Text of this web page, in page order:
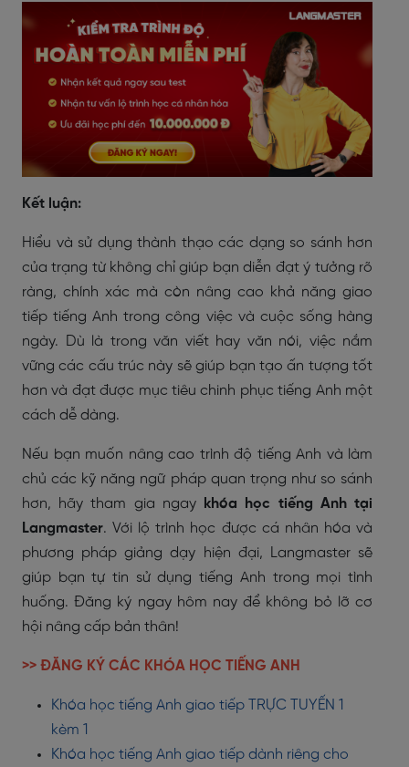
Kết luận:
Hiểu và sử dụng thành thạo các dạng so sánh hơn
của trạng từ không chỉ giúp bạn diễn đạt ý tưởng rõ
ràng, chính xác mà còn nâng cao khả năng giao
tiếp tiếng Anh trong công việc và cuộc sống hàng
ngày. Dù là trong văn viết hay văn nói, việc nắm
vững các cấu trúc này sẽ giúp bạn tạo ấn tượng tốt
hơn và đạt được mục tiêu chinh phục tiếng Anh một
cách dễ dàng.
Nếu bạn muốn nâng cao trình độ tiếng Anh và làm
chủ các kỹ năng ngữ pháp quan trọng như so sánh
hơn, hãy tham gia ngay
khóa học tiếng Anh tại
Langmaster. Với lộ trình học được cá nhân hóa và
phương pháp giảng dạy hiện đại, Langmaster sẽ
giúp bạn tự tin sử dụng tiếng Anh trong mọi tình
huống. Đăng ký ngay hôm nay để không bỏ lỡ cơ
hội nâng cấp bản thân!
>> ĐĂNG KÝ CÁC KHÓA HỌC TIẾNG ANH
Khóa học tiếng Anh giao tiếp TRỰC TUYẾN 1
kèm 1
Khóa học tiếng Anh giao tiếp dành riêng cho